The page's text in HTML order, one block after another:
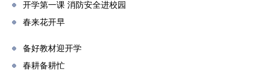
开学第一课 消防安全进校园
春来花开早
备好教材迎开学
春耕备耕忙